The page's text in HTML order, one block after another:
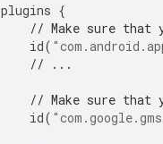
plugins {
// Make sure that
id(
// ...
// Make sure that
id(